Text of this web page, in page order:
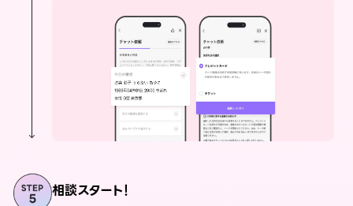
相談スタート！